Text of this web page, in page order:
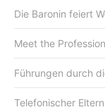
Die Baronin feiert
Meet the
Führungen durch
Telefonischer